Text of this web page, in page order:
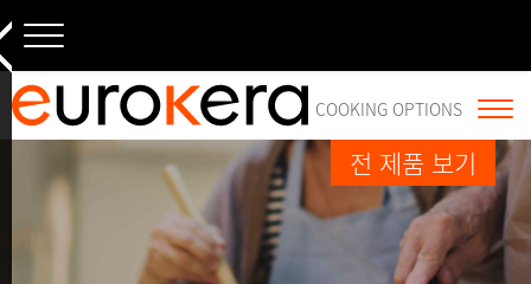
건너뛰기
COOKING OPTIONS
전 제품 보기
Slim Technology Onyka® Prestige